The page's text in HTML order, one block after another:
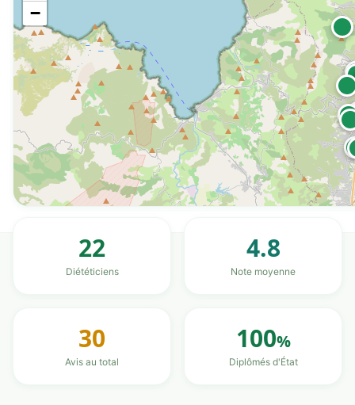
−
22
Diététiciens
4.8
Note moyenne
30
Avis au total
100%
Diplômés d'État